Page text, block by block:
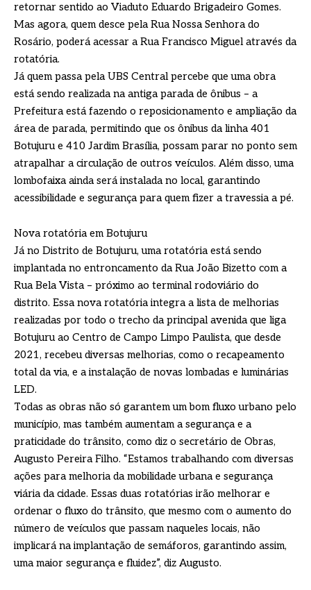
retornar sentido ao Viaduto Eduardo Brigadeiro Gomes.
Mas agora, quem desce pela Rua Nossa Senhora do
Rosário, poderá acessar a Rua Francisco Miguel através da
rotatória.
Já quem passa pela UBS Central percebe que uma obra
está sendo realizada na antiga parada de ônibus – a
Prefeitura está fazendo o reposicionamento e ampliação da
área de parada, permitindo que os ônibus da linha 401
Botujuru e 410 Jardim Brasília, possam parar no ponto sem
atrapalhar a circulação de outros veículos. Além disso, uma
lombofaixa ainda será instalada no local, garantindo
acessibilidade e segurança para quem fizer a travessia a pé.
Nova rotatória em Botujuru
Já no Distrito de Botujuru, uma rotatória está sendo
implantada no entroncamento da Rua João Bizetto com a
Rua Bela Vista – próximo ao terminal rodoviário do
distrito. Essa nova rotatória integra a lista de melhorias
realizadas por todo o trecho da principal avenida que liga
Botujuru ao Centro de Campo Limpo Paulista, que desde
2021, recebeu diversas melhorias, como o recapeamento
total da via, e a instalação de novas lombadas e luminárias
LED.
Todas as obras não só garantem um bom fluxo urbano pelo
município, mas também aumentam a segurança e a
praticidade do trânsito, como diz o secretário de Obras,
Augusto Pereira Filho. “Estamos trabalhando com diversas
ações para melhoria da mobilidade urbana e segurança
viária da cidade. Essas duas rotatórias irão melhorar e
ordenar o fluxo do trânsito, que mesmo com o aumento do
número de veículos que passam naqueles locais, não
implicará na implantação de semáforos, garantindo assim,
uma maior segurança e fluidez”, diz Augusto.